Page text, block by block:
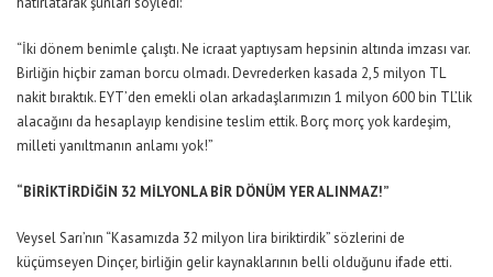
“İki dönem benimle çalıştı. Ne icraat yaptıysam hepsinin altında imzası var.
Birliğin hiçbir zaman borcu olmadı. Devrederken kasada 2,5 milyon TL
nakit bıraktık. EYT’den emekli olan arkadaşlarımızın 1 milyon 600 bin TL’lik
alacağını da hesaplayıp kendisine teslim ettik. Borç morç yok kardeşim,
milleti yanıltmanın anlamı yok!”
“BİRİKTİRDİĞİN 32 MİLYONLA BİR DÖNÜM YER ALINMAZ!”
Veysel Sarı’nın “Kasamızda 32 milyon lira biriktirdik” sözlerini de
küçümseyen Dinçer, birliğin gelir kaynaklarının belli olduğunu ifade etti.